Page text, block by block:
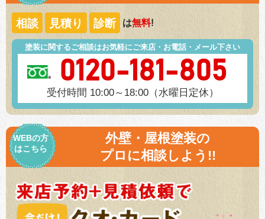
相談 見積り 診断 は無料!
塗装に関するご相談はお気軽にご来店・お電話・メール下さい
0120-181-805
受付時間 10:00～18:00（水曜日定休）
WEBの方
はこちら
外壁・屋根塗装の
プロに相談しよう!!